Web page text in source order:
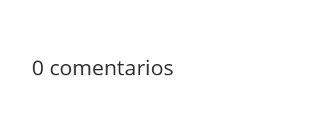
0 comentarios